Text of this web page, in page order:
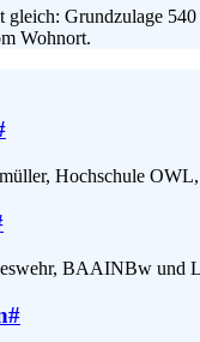
gleich: Grundzulage
Wohnort.
Hochschule
BAAINBw und
#